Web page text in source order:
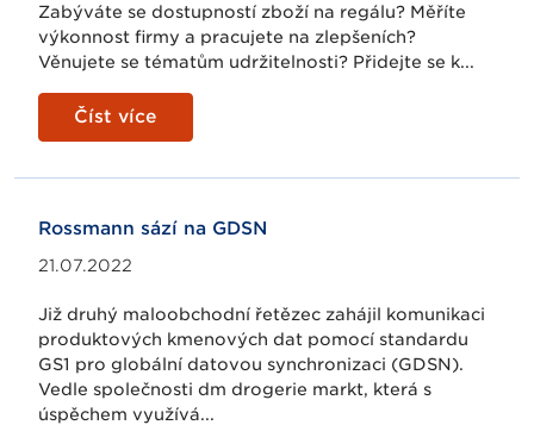
Zabýváte se dostupností zboží na regálu? Měříte
výkonnost firmy a pracujete na zlepšeních?
Věnujete se tématům udržitelnosti? Přidejte se k...
Číst více
Rossmann sází na GDSN
21.07.2022
Již druhý maloobchodní řetězec zahájil komunikaci
produktových kmenových dat pomocí standardu
GS1 pro globální datovou synchronizaci (GDSN).
Vedle společnosti dm drogerie markt, která s
úspěchem využívá...